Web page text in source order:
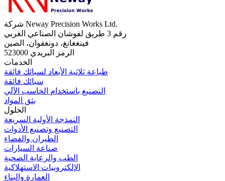
شركة Neway Precision Works Ltd.
رقم 3 طريق لفوشان الصناعي الغربي
فينغغانغ، دونغقوان، الصين
الرمز البريدي 523000
الخدمات
طباعة ثلاثية الأبعاد لسبائك فائقة
سبائك فائقة
التصنيع باستخدام الحاسب الآلي
بثق المواد
الحلول
النمذجة الأولية السريعة
التصنيع وتصنيع الأدوات
الطيران والفضاء
صناعة السيارات
الطب والرعاية الصحية
الإلكترونيات الاستهلاكية
العمارة والبناء